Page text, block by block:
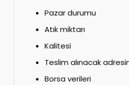
Pazar durumu
Atık miktarı
Kalitesi
Teslim alınacak
Borsa verileri